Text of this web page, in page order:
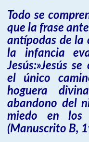
Todo se
que la frase
antípodas de la
la infancia
Jesús:»Jesús
el único
hoguera
abandono del
miedo en los
(Manuscrito B,